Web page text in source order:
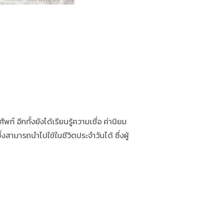
อีกทั้งยังได้เรียนรู้ความเชื่อ ค่านิยม
มารถนำไปใช้ในชีวิตประจำวันได้ ซึ่งผู้